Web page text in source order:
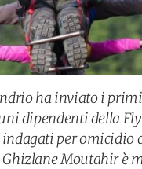
ha inviato i
dipendenti della
per omicidio
Ghizlane Moutahir è